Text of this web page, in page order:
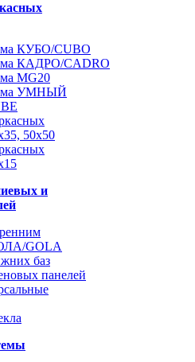
КУБО/CUBO
КАДРО/CADRO
MG20
УМНЫЙ
50x50
и
GOLA
баз
панелей